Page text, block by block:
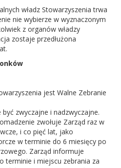
władz Stowarzyszenia trwa
nie wybierze w wyznaczonym
z organów władzy
zostaje przedłużona
jest Walne Zebranie
zwyczajne i nadzwyczajne.
zwołuje Zarząd raz w
i co pięć lat, jako
w terminie do 6 miesięcy po
Zarząd informuje
terminie i miejscu zebrania za